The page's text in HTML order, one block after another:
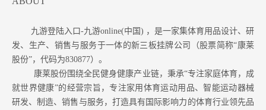
九游登陆入口-九游online(中国) ，是一家集体育用品设计、研
发、生产、销售与服务于一体的新三板挂牌公司（股票简称“康莱
股份”，代码为830877）。
康莱股份围绕全民健身健康产业链，秉承“专注家庭体育，成
就世界健康”的经营宗旨，专注家用体育运动用品、智能运动器械
研发、制造、销售与服务，打造具有国际影响力的体育行业领先品